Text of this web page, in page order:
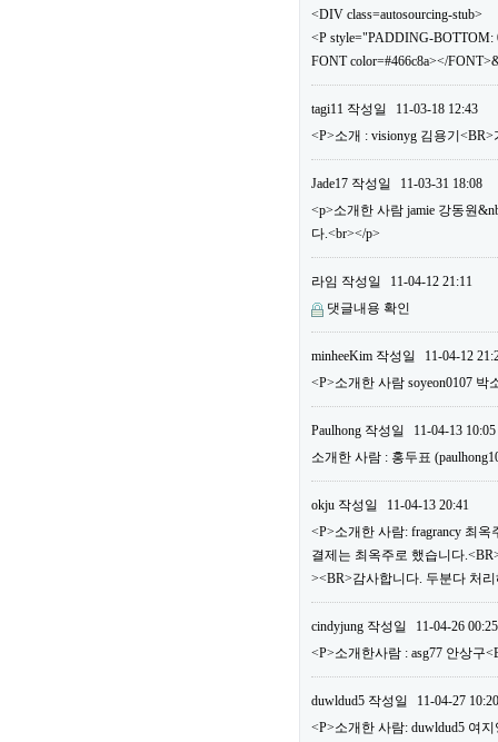
<DIV class=autosourcing-stub>
<P style="PADDING-
FONT color=#466c8a></
tagi11 작성일
11-03-18 12:43
<P>소개 : visionyg 김용기
Jade17 작성일
11-03-31 18:08
<p>소개한 사람 jamie 강동원
다.<br></p>
라임 작성일
11-04-12 21:11
댓글내용 확인
minheeKim 작성일
11-04-12
<P>소개한 사람 soyeon0107 박
Paulhong 작성일
11-04-13 10:05
소개한 사람 : 홍두표
okju 작성일
11-04-13 20:41
<P>소개한 사람: fragrancy 최
결제는 최옥주로 했습니다
><BR>감사합니다. 두분다 처
cindyjung 작성일
11-04-26 00:25
<P>소개한사람 : asg77 안상구
duwldud5 작성일
11-04-27 10:20
<P>소개한 사람: duwldud5 여